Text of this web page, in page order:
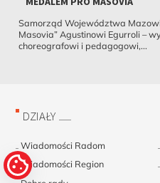
Samorząd Województwa
Masovia” Agustinowi Egurroli –
choreografowi i pedagogowi,...
DZIAŁY
Wiadomości Radom
Wiadomości Region